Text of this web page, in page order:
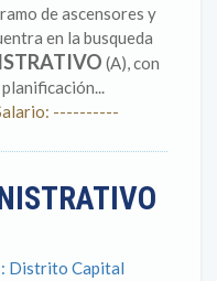
de ascensores y
en la busqueda
(A), con
----------
: Distrito Capital